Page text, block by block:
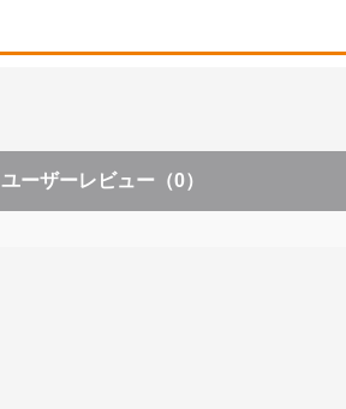
ユーザーレビュー （0）